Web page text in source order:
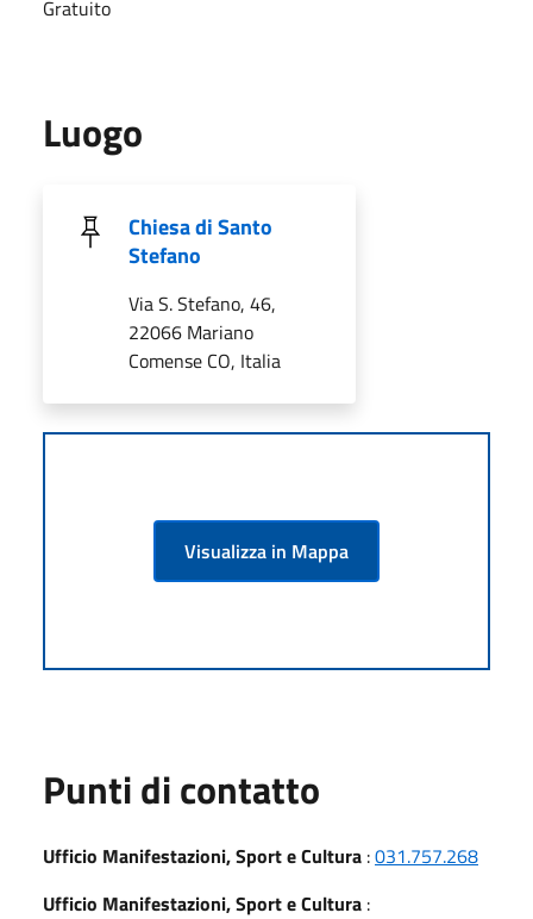
Gratuito
Luogo
Chiesa di Santo
Stefano
Via S. Stefano, 46,
22066 Mariano
Comense CO, Italia
Visualizza in Mappa
Punti di contatto
Ufficio Manifestazioni, Sport e Cultura :031.757.268
Ufficio Manifestazioni, Sport e Cultura :